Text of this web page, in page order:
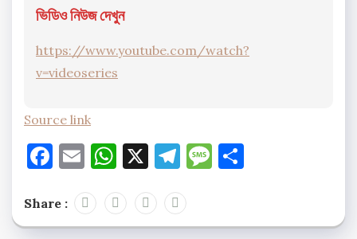
ভিডিও নিউজ দেখুন
https://www.youtube.com/watch?
v=videoseries
Source link
Facebook
EmailWhatsApp
X Telegram
Message
Share :